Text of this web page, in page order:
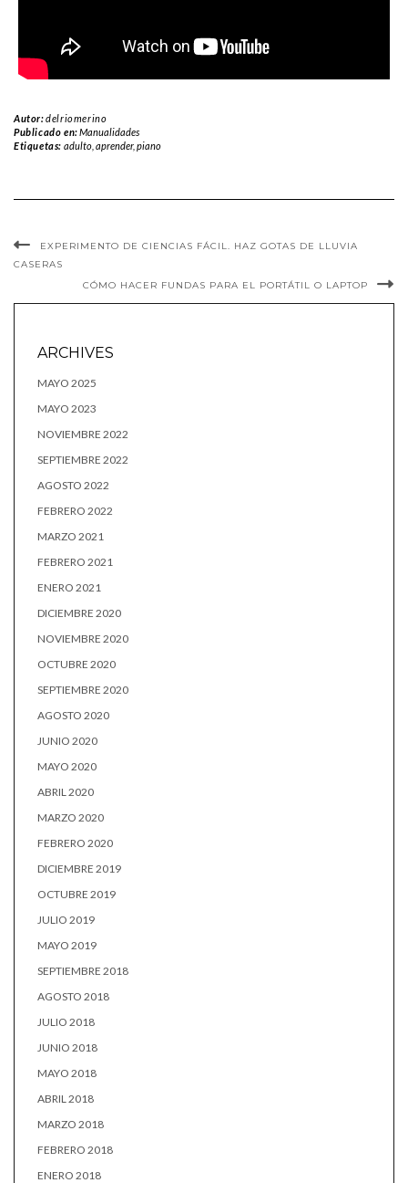
Autor:delriomerino
Publicado en:Manualidades
Etiquetas: adulto, aprender, piano
EXPERIMENTO DE CIENCIAS FÁCIL. HAZ GOTAS DE LLUVIA
CASERAS
CÓMO HACER FUNDAS PARA EL PORTÁTIL O LAPTOP
ARCHIVES
MAYO 2025
MAYO 2023
NOVIEMBRE 2022
SEPTIEMBRE 2022
AGOSTO 2022
FEBRERO 2022
MARZO 2021
FEBRERO 2021
ENERO 2021
DICIEMBRE 2020
NOVIEMBRE 2020
OCTUBRE 2020
SEPTIEMBRE 2020
AGOSTO 2020
JUNIO 2020
MAYO 2020
ABRIL 2020
MARZO 2020
FEBRERO 2020
DICIEMBRE 2019
OCTUBRE 2019
JULIO 2019
MAYO 2019
SEPTIEMBRE 2018
AGOSTO 2018
JULIO 2018
JUNIO 2018
MAYO 2018
ABRIL 2018
MARZO 2018
FEBRERO 2018
ENERO 2018